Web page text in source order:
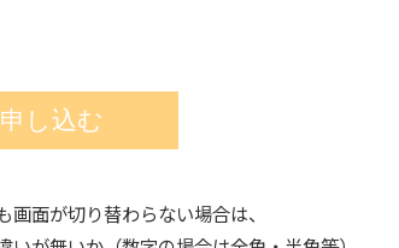
画面が切り替わらない場合は、